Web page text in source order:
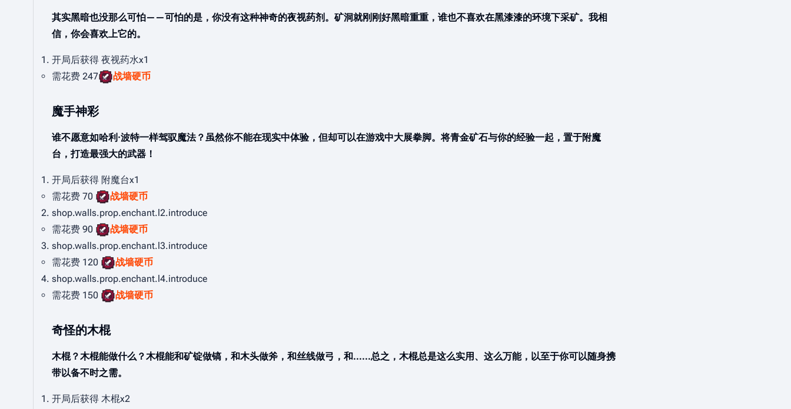
其实黑暗也没那么可怕——可怕的是，你没有这种神奇的夜视药剂。矿洞就刚刚好黑暗重重，谁也不喜欢在黑漆漆的环境下采矿。我相
信，你会喜欢上它的。
开局后获得 夜视药水x1
需花费 247
战墙硬币
魔手神彩
谁不愿意如哈利·波特一样驾驭魔法？虽然你不能在现实中体验，但却可以在游戏中大展拳脚。将青金矿石与你的经验一起，置于附魔
台，打造最强大的武器！
开局后获得 附魔台x1
需花费 70
战墙硬币
shop.walls.prop.enchant.l2.introduce
需花费 90
战墙硬币
shop.walls.prop.enchant.l3.introduce
需花费 120
战墙硬币
shop.walls.prop.enchant.l4.introduce
需花费 150
战墙硬币
奇怪的木棍
木棍？木棍能做什么？木棍能和矿锭做镐，和木头做斧，和丝线做弓，和......总之，木棍总是这么实用、这么万能，以至于你可以随身携
带以备不时之需。
开局后获得 木棍x2